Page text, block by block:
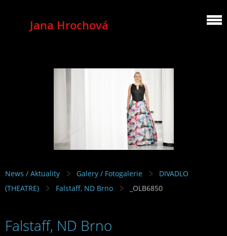
Jana Hrochová
MEZZOSOPRANO
News / Aktuality Galery / Fotogalerie
DIVADLO
(THEATRE)
Falstaff, ND Brno _OLB6850
Falstaff, ND Brno